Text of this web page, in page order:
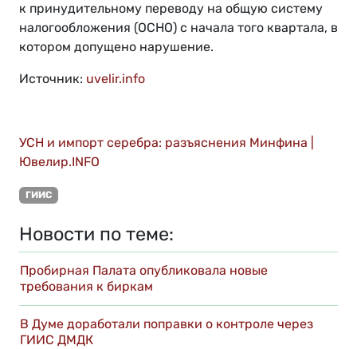
к принудительному переводу на общую систему
налогообложения (ОСНО) с начала того квартала, в
котором допущено нарушение.
Источник: uvelir.info
УСН и импорт серебра: разъяснения Минфина |
Ювелир.INFO
ГИИС
Новости по теме:
Пробирная Палата опубликовала новые
требования к биркам
В Думе доработали поправки о контроле через
ГИИС ДМДК